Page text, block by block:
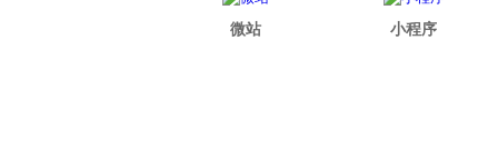
微站 小程序